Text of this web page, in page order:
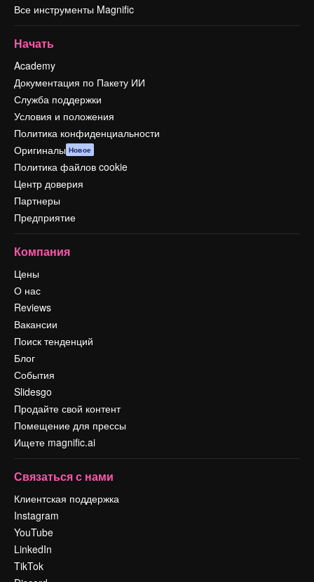
Все инструменты Magnific
Начать
Academy
Документация по Пакету ИИ
Служба поддержки
Условия и положения
Политика конфиденциальности
Оригиналы Новое
Политика файлов cookie
Центр доверия
Партнеры
Предприятие
Компания
Цены
О нас
Reviews
Вакансии
Поиск тенденций
Блог
События
Slidesgo
Продайте свой контент
Помещение для прессы
Ищете magnific.ai
Связаться с нами
Клиентская поддержка
Instagram
YouTube
LinkedIn
TikTok